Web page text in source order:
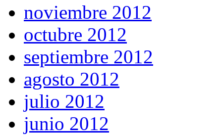
noviembre 2012
octubre 2012
septiembre 2012
agosto 2012
julio 2012
junio 2012